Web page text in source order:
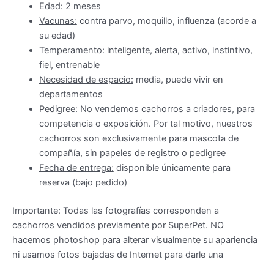
Edad: 2 meses
Vacunas: contra parvo, moquillo, influenza (acorde a
su edad)
Temperamento: inteligente, alerta, activo, instintivo,
fiel, entrenable
Necesidad de espacio: media, puede vivir en
departamentos
Pedigree: No vendemos cachorros a criadores, para
competencia o exposición. Por tal motivo, nuestros
cachorros son exclusivamente para mascota de
compañía, sin papeles de registro o pedigree
Fecha de entrega: disponible únicamente para
reserva (bajo pedido)
Importante: Todas las fotografías corresponden a
cachorros vendidos previamente por SuperPet. NO
hacemos photoshop para alterar visualmente su apariencia
ni usamos fotos bajadas de Internet para darle una